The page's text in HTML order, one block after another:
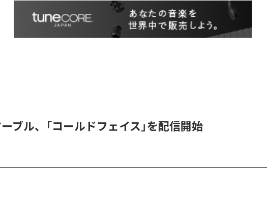
ブル、「コールドフェイス」を配信開始